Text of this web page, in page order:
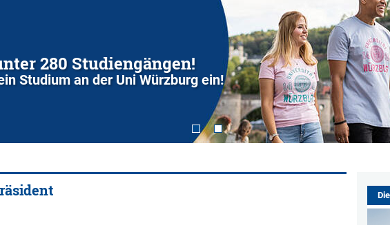
280 Studiengängen!
Studium an der Uni Würzburg ein!